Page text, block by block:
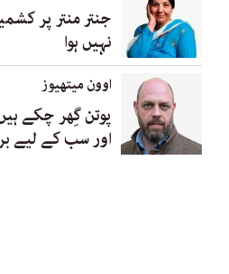
جنتر منتر پر
نہیں ہوا
اوون میتھیوز
پوتن گِھر چکے
اور سب کے لیے